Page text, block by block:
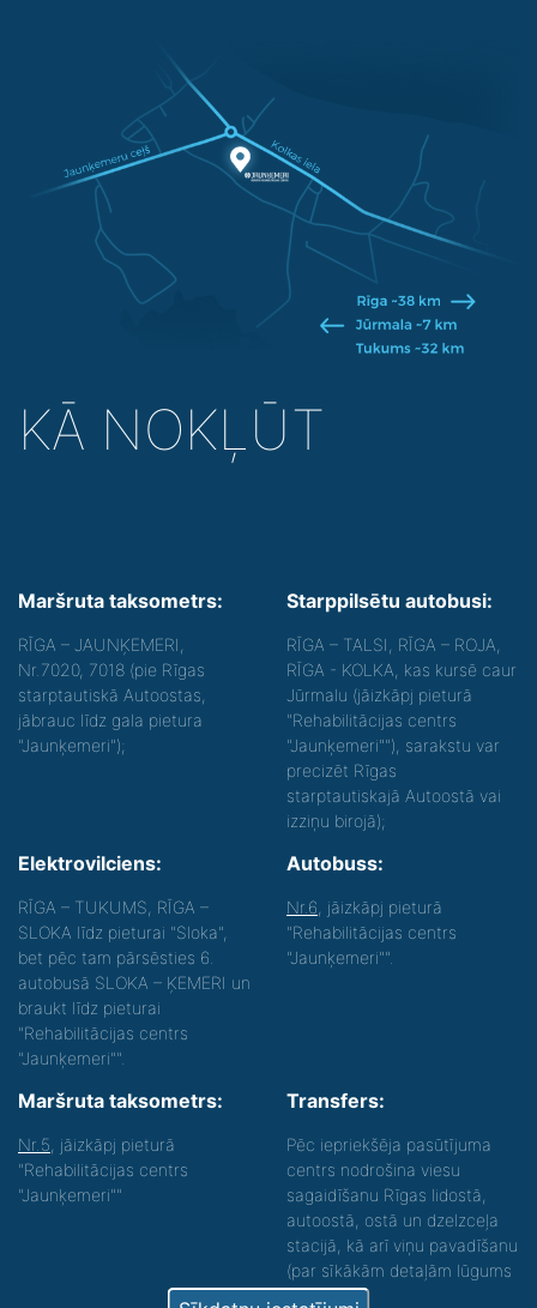
KĀ NOKĻŪT
Maršruta taksometrs:
RĪGA – JAUNĶEMERI,
Nr.7020, 7018 (pie Rīgas
starptautiskā Autoostas,
jābrauc līdz gala pietura
"Jaunķemeri");
Starppilsētu autobusi:
RĪGA – TALSI, RĪGA – ROJA,
RĪGA - KOLKA, kas kursē caur
Jūrmalu (jāizkāpj pieturā
"Rehabilitācijas centrs
"Jaunķemeri""), sarakstu var
precizēt Rīgas
starptautiskajā Autoostā vai
izziņu birojā);
Elektrovilciens:
RĪGA – TUKUMS, RĪGA –
SLOKA līdz pieturai "Sloka",
bet pēc tam pārsēsties 6.
autobusā SLOKA – ĶEMERI un
braukt līdz pieturai
"Rehabilitācijas centrs
"Jaunķemeri"".
Autobuss:
Nr.6 , jāizkāpj pieturā
"Rehabilitācijas centrs
"Jaunķemeri"".
Maršruta taksometrs:
Nr.5 , jāizkāpj pieturā
"Rehabilitācijas centrs
"Jaunķemeri""
Transfers:
Pēc iepriekšēja pasūtījuma
centrs nodrošina viesu
sagaidīšanu Rīgas lidostā,
autoostā, ostā un dzelzceļa
stacijā, kā arī viņu pavadīšanu
(par sīkākām detaļām lūgums
zvanīt).